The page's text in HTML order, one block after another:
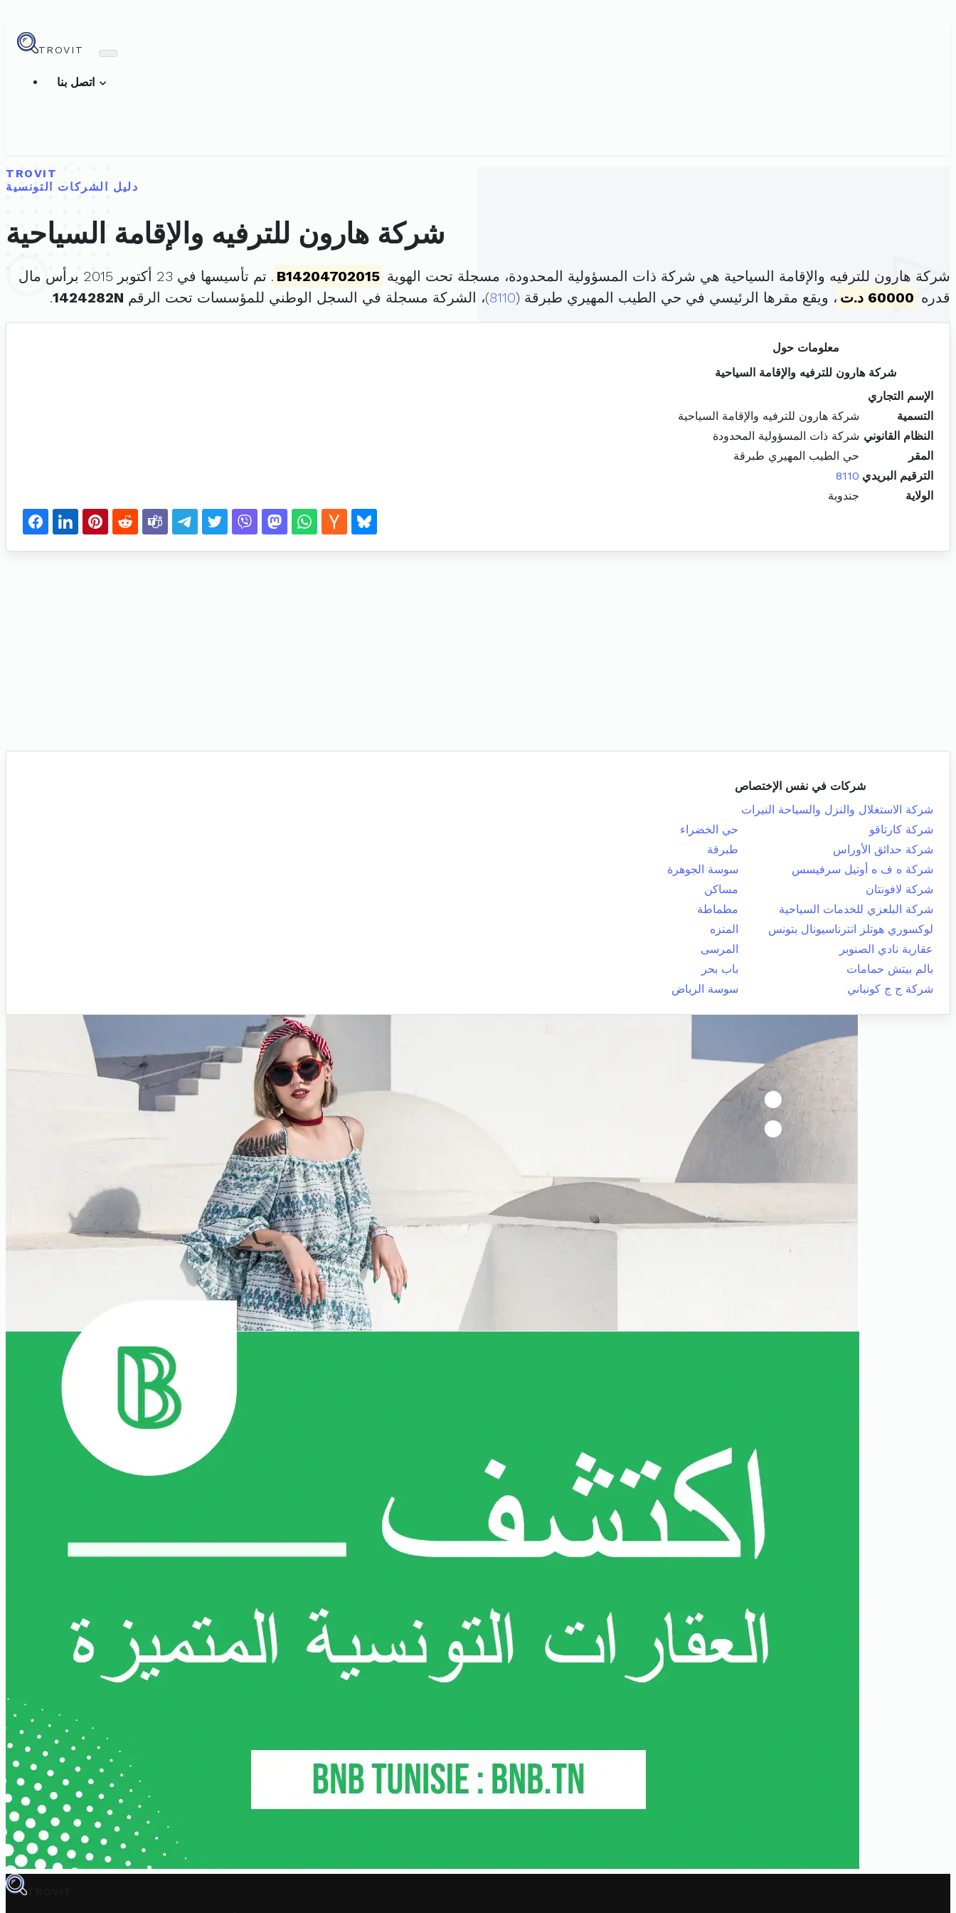
TROVIT
TROVIT
دليل الشركات التونسية
شركة هارون للترفيه والإقامة السياحية
شركة هارون للترفيه والإقامة السياحية هي شركة ذات المسؤولية المحدودة، مسجلة تحت الهوية B14204702015
. تم تأسيسها في 23 أكتوبر 2015 برأس مال
قدره 60000 د.ت ، ويقع مقرها الرئيسي في حي الطيب المهيري طبرقة (8110)، الشركة مسجلة في السجل الوطني للمؤسسات تحت الرقم 1424282N
.
معلومات حول
شركة هارون للترفيه والإقامة السياحية
الإسم التجاري
التسمية
شركة هارون للترفيه والإقامة السياحية
النظام القانوني شركة ذات المسؤولية المحدودة
المقر
حي الطيب المهيري طبرقة
الترقيم البريدي 8110
الولاية
جندوبة
شركات في نفس الإختصاص
شركة الاستغلال والنزل والسياحة النيرات
شركة كارتاقو
حي الخضراء
شركة حدائق الأوراس
طبرقة
شركة ه ف ه أوتيل سرفيسس
سوسة الجوهرة
شركة لافونتان
مساكن
شركة البلعزي للخدمات السياحية
مطماطة
لوكسوري هوتلز انترناسيونال بتونس
المنزه
عقارية نادي الصنوبر
المرسى
بالم بيتش حمامات
باب بحر
شركة ج ج كونباني
سوسة الرياض
TROVIT